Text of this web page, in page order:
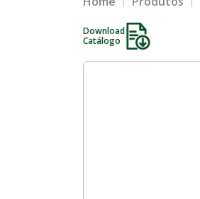
Download
Catálogo